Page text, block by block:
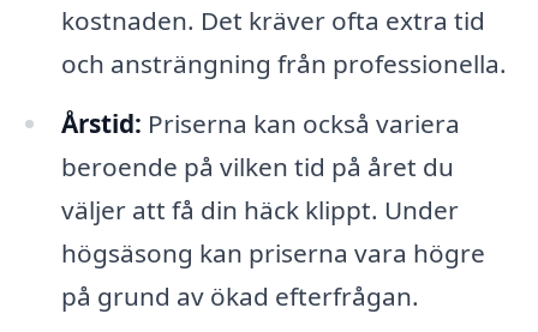
kostnaden. Det kräver ofta extra tid
och ansträngning från professionella.
Årstid: Priserna kan också variera
beroende på vilken tid på året du
väljer att få din häck klippt. Under
högsäsong kan priserna vara högre
på grund av ökad efterfrågan.